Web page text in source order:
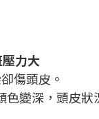
力大
傷頭皮。
變深，頭皮狀